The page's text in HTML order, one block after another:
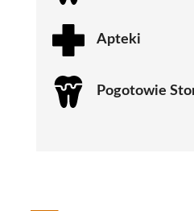
Apteki
Pogotowie